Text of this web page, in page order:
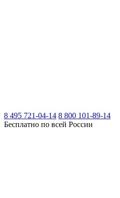
8 495 721-04-14 8 800 101-89-14
Бесплатно по всей России